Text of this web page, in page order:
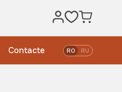
Contacte RO RU